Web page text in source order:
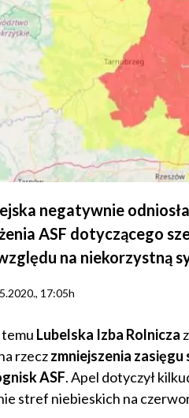
negatywnie
ASF dotyczącego
na niekorzystną
17:05h
temu Lubelska Izba Rolnicza
rzeczzmniejszenia
ASF. Apel dotyczył
stref niebieskich na